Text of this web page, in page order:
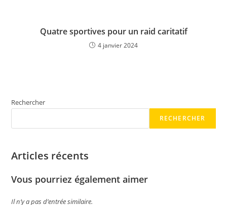
Quatre sportives pour un raid caritatif
4 janvier 2024
Rechercher
RECHERCHER
Articles récents
Vous pourriez également aimer
Il n’y a pas d’entrée similaire.